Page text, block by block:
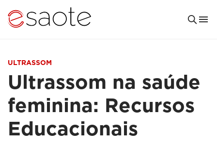
ULTRASSOM
Ultrassom na saúde
feminina: Recursos
Educacionais